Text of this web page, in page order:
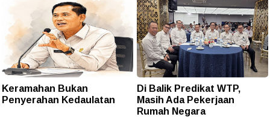
Keramahan Bukan
Penyerahan Kedaulatan
Di Balik Predikat WTP,
Masih Ada Pekerjaan
Rumah Negara